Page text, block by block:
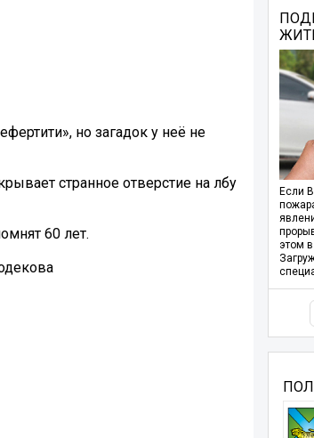
но загадок у неё не
странное отверстие на лбу
60 лет.
Если
этом